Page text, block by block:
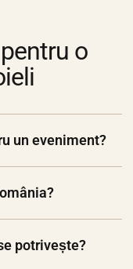
o
un eveniment?
potrivește?